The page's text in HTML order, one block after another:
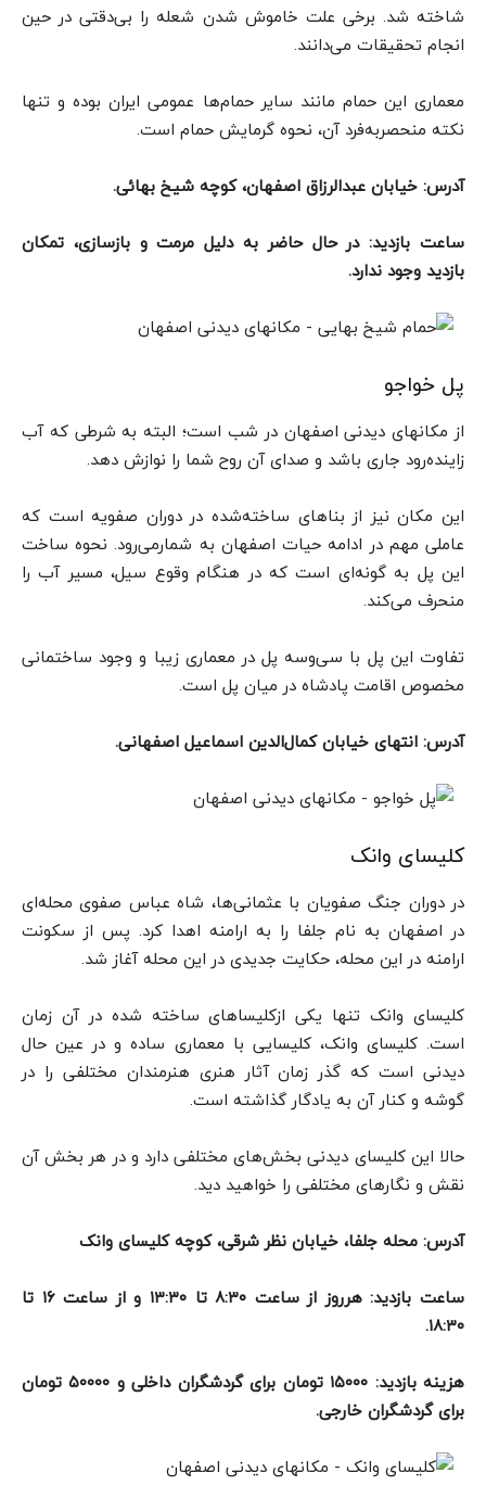
شاخته شد. برخی علت خاموش شدن شعله را بی‌دقتی در حین
انجام تحقیقات می‌دانند.
معماری این حمام مانند سایر حمام‌ها عمومی ایران بوده و تنها
نکته منحصربه‌فرد آن،‌ نحوه گرمایش حمام است.
آدرس: خیابان عبدالرزاق اصفهان،‌ کوچه شیخ بهائی.
ساعت بازدید: در حال حاضر به دلیل مرمت و بازسازی، تمکان
بازدید وجود ندارد.
پل خواجو
از مکانهای دیدنی اصفهان در شب است؛ البته به شرطی که آب
زاینده‌رود جاری باشد و صدای آن روح شما را نوازش دهد.
این مکان نیز از بناهای ساخته‌شده در دوران صفویه است که
عاملی مهم در ادامه حیات اصفهان به شمارمی‌رود. نحوه ساخت
این پل به گونه‌ای است که در هنگام وقوع سیل،‌ مسیر آب را
منحرف می‌کند.
تفاوت این پل با سی‌وسه پل در معماری زیبا و وجود ساختمانی
مخصوص اقامت پادشاه در میان پل است.
آدرس: انتهای خیابان کمال‌الدین اسماعیل اصفهانی.
کلیسای وانک
در دوران جنگ صفویان با عثمانی‌ها،‌ شاه عباس صفوی محله‌ای
در اصفهان به نام جلفا را به ارامنه اهدا کرد. پس از سکونت
ارامنه در این محله، حکایت جدیدی در این محله آغاز شد.
کلیسای وانک تنها یکی ازکلیساهای ساخته شده در آن زمان
است. کلیسای وانک، کلیسایی با معماری ساده و در عین حال
دیدنی است که گذر زمان آثار هنری هنرمندان مختلفی را در
گوشه و کنار آن به یادگار گذاشته است.
حالا این کلیسای دیدنی بخش‌های مختلفی دارد و در هر بخش آن
نقش و نگارهای مختلفی را خواهید دید.
آدرس: محله جلفا، خیابان نظر شرقی، کوچه کلیسای وانک
ساعت بازدید: هرروز از ساعت ۸:۳۰ تا ۱۳:۳۰ و از ساعت ۱۶ تا
۱۸:۳۰.
هزینه بازدید: ۱۵۰۰۰ تومان برای گردشگران داخلی و ۵۰۰۰۰ تومان
برای گردشگران خارجی.